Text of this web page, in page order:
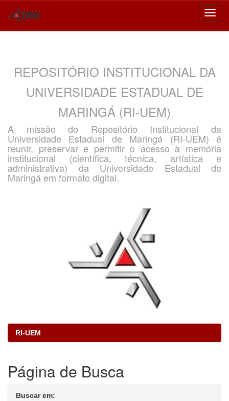
REPOSITÓRIO INSTITUCIONAL DA
UNIVERSIDADE ESTADUAL DE
MARINGÁ (RI-UEM)
A missão do Repositório Institucional da
Universidade Estadual de Maringá (RI-UEM) é
reunir, preservar e permitir o acesso à memória
institucional (científica, técnica, artística e
administrativa) da Universidade Estadual de
Maringá em formato digital.
RI-UEM
Página de Busca
Buscar em: